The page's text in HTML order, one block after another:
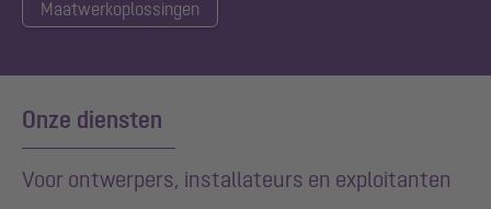
Maatwerkoplossingen
Onze diensten
Voor ontwerpers, installateurs en exploitanten